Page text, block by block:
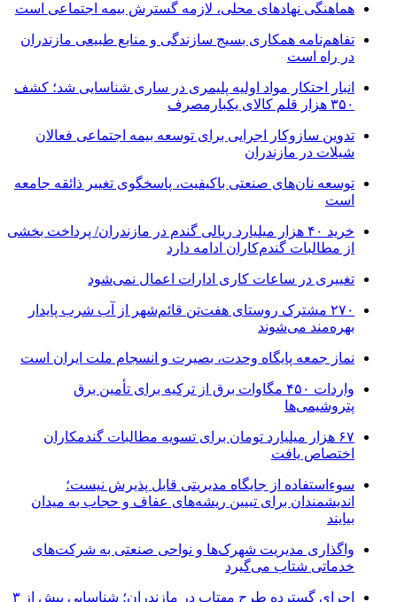
هماهنگی نهادهای محلی، لازمه گسترش بیمه اجتماعی است
تفاهم‌نامه همکاری بسیج سازندگی و منابع طبیعی مازندران
در راه است
انبار احتکار مواد اولیه پلیمری در ساری شناسایی شد؛ کشف
۳۵۰ هزار قلم کالای یکبارمصرف
تدوین سازوکار اجرایی برای توسعه بیمه اجتماعی فعالان
شیلات در مازندران
توسعه نان‌های صنعتی باکیفیت، پاسخگوی تغییر ذائقه جامعه
است
خرید ۴۰ هزار میلیارد ریالی گندم در مازندران/ پرداخت بخشی
از مطالبات گندم‌کاران ادامه دارد
تغییری در ساعات کاری ادارات اعمال نمی‌شود
۲۷۰ مشترک روستای هفت‌تن قائم‌شهر از آب شرب پایدار
بهره‌مند می‌شوند
نماز جمعه پایگاه وحدت، بصیرت و انسجام ملت ایران است
واردات ۴۵۰ مگاوات برق از ترکیه برای تأمین برق
پتروشیمی‌ها
۶۷ هزار میلیارد تومان برای تسویه مطالبات گندمکاران
اختصاص یافت
سوءاستفاده از جایگاه مدیریتی قابل پذیرش نیست؛
اندیشمندان برای تبیین ریشه‌های عفاف و حجاب به میدان
بیایند
واگذاری مدیریت شهرک‌ها و نواحی صنعتی به شرکت‌های
خدماتی شتاب می‌گیرد
اجرای گسترده طرح مهتاب در مازندران؛ شناسایی بیش از ۳